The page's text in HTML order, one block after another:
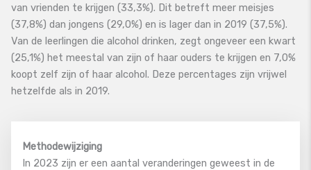
van vrienden te krijgen (33,3%). Dit betreft meer meisjes
(37,8%) dan jongens (29,0%) en is lager dan in 2019 (37,5%).
Van de leerlingen die alcohol drinken, zegt ongeveer een kwart
(25,1%) het meestal van zijn of haar ouders te krijgen en 7,0%
koopt zelf zijn of haar alcohol. Deze percentages zijn vrijwel
hetzelfde als in 2019.
Methodewijziging
In 2023 zijn er een aantal veranderingen geweest in de